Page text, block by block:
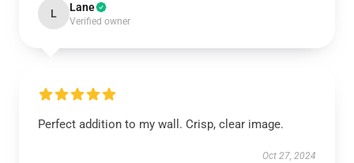
L Lane
Verified owner
Perfect addition to my wall. Crisp, clear image.
Oct 27, 2024